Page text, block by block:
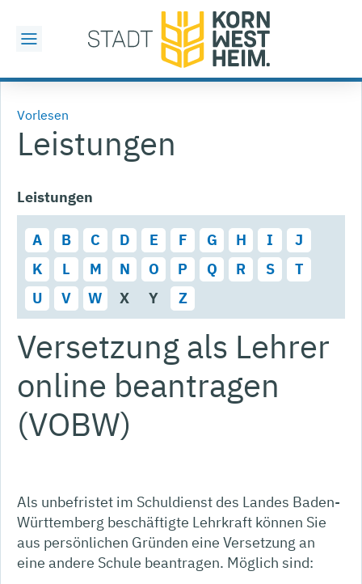
Vorlesen
Leistungen
Leistungen
A B C D E F G H I
J
K
L M N O P Q R S
T
U
V W X Y Z
Versetzung als Lehrer
online beantragen
(VOBW)
Als unbefristet im Schuldienst des Landes Baden-
Württemberg beschäftigte Lehrkraft können Sie
aus persönlichen Gründen eine Versetzung an
eine andere Schule beantragen. Möglich sind: